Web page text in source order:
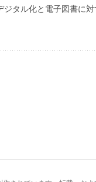
タル化と電子図書に対